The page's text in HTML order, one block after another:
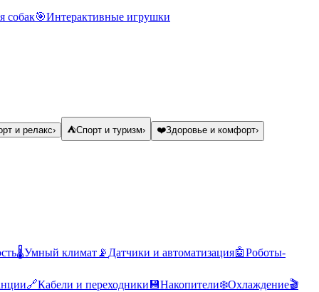
собак🎯Интерактивные игрушки
и релакс› ⛺Спорт и туризм› ❤️Здоровье и комфорт›
🌡️Умный климат 📡 Датчики и автоматизация🤖Роботы-
🔗Кабели и переходники 💾Накопители❄️Охлаждение🎬